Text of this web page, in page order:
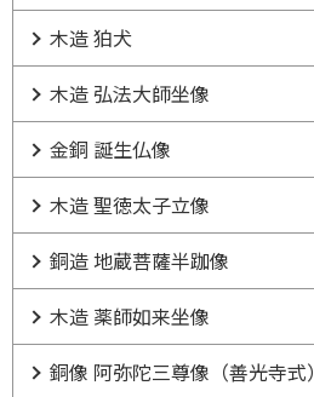
木造 狛犬
木造 弘法大師坐像
金銅 誕生仏像
木造 聖徳太子立像
銅造 地蔵菩薩半跏像
木造 薬師如来坐像
銅像 阿弥陀三尊像（善光寺式）